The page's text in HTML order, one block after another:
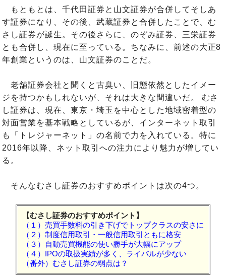
もともとは、千代田証券と山文証券が合併してそしあ
す証券になり、その後、武蔵証券と合併したことで、む
さし証券が誕生。その後さらに、のぞみ証券、三栄証券
とも合併し、現在に至っている。ちなみに、前述の大正8
年創業というのは、山文証券のことだ。
老舗証券会社と聞くと古臭い、旧態依然としたイメー
ジを持つかもしれないが、それは大きな間違いだ。 むさ
し証券は、現在、東京・埼玉を中心とした地域密着型の
対面営業を基本戦略としているが、インターネット取引
も「トレジャーネット」の名前で力を入れている。特に
2016年以降、ネット取引への注力により魅力が増してい
る。
そんなむさし証券のおすすめポイントは次の4つ。
【むさし証券のおすすめポイント】
（１）売買手数料の引き下げでトップクラスの安さに
（２）制度信用取引・一般信用取引ともに格安
（３）自動売買機能の使い勝手が大幅にアップ
（４）IPOの取扱実績が多く、ライバルが少ない
（番外）むさし証券の弱点は？